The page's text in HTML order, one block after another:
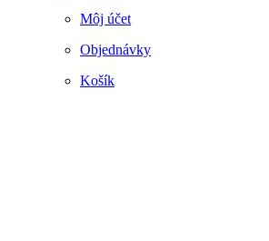
Môj účet
Objednávky
Košík